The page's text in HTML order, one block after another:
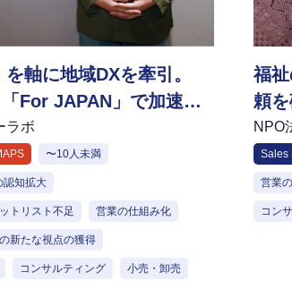
を軸に地域DXを牽引。
「For JAPAN」で加速す
ーション戦略
ラボ
〜10人未満
認知拡大
トリスト不足 営業の仕組み化
新たな視点の獲得
コンサルティング 小売・卸売
福
頼
業
する
NPO
Sales
営業
コン